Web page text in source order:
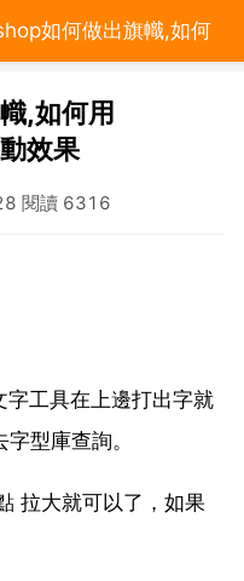
如何做出旗幟,如何
,如何用
效果
閱讀 6316
工具在上邊打出字就
型庫查詢。
拉大就可以了，如果